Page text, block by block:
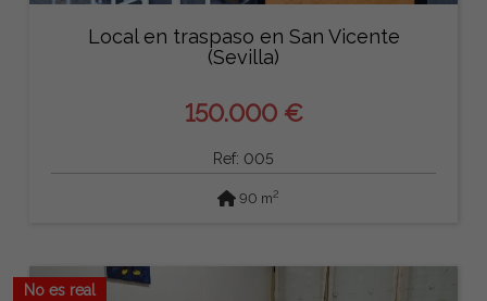
Local en traspaso en San Vicente
(Sevilla)
150.000 €
Ref: 005
90 m2
No es real